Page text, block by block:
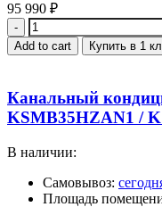
95 990 ₽
Quantity
Add to cart Купить в 1
Канальный
KSMB35HZAN1 /
В наличии:
Самовывоз:
Площадь